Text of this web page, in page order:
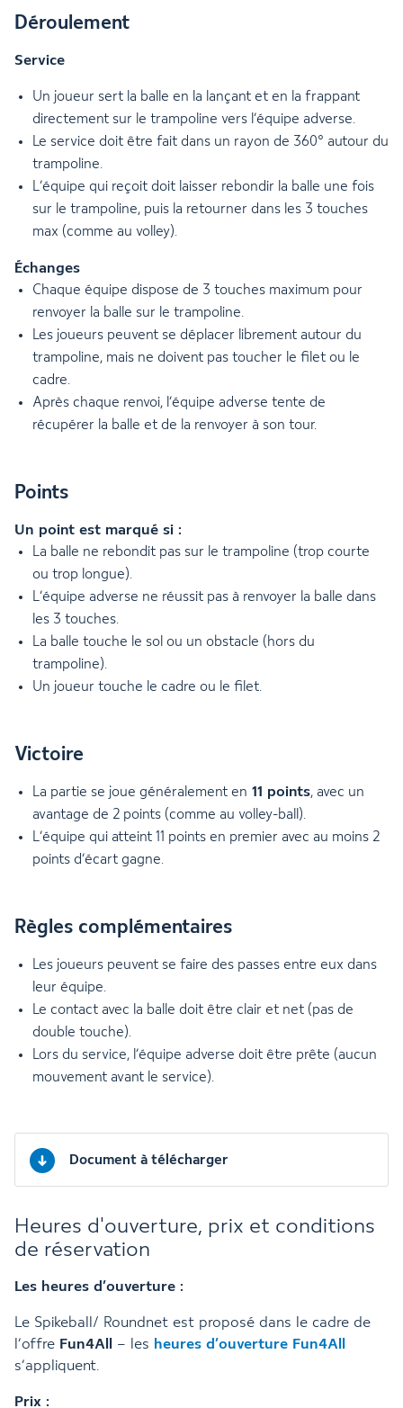
Déroulement
Service
Un joueur sert la balle en la lançant et en la frappant
directement sur le trampoline vers l’équipe adverse.
Le service doit être fait dans un rayon de 360° autour du
trampoline.
L’équipe qui reçoit doit laisser rebondir la balle une fois
sur le trampoline, puis la retourner dans les 3 touches
max (comme au volley).
Échanges
Chaque équipe dispose de 3 touches maximum pour
renvoyer la balle sur le trampoline.
Les joueurs peuvent se déplacer librement autour du
trampoline, mais ne doivent pas toucher le filet ou le
cadre.
Après chaque renvoi, l’équipe adverse tente de
récupérer la balle et de la renvoyer à son tour.
Points
Un point est marqué si :
La balle ne rebondit pas sur le trampoline (trop courte
ou trop longue).
L’équipe adverse ne réussit pas à renvoyer la balle dans
les 3 touches.
La balle touche le sol ou un obstacle (hors du
trampoline).
Un joueur touche le cadre ou le filet.
Victoire
La partie se joue généralement en 11 points, avec un
avantage de 2 points (comme au volley-ball).
L’équipe qui atteint 11 points en premier avec au moins 2
points d’écart gagne.
Règles complémentaires
Les joueurs peuvent se faire des passes entre eux dans
leur équipe.
Le contact avec la balle doit être clair et net (pas de
double touche).
Lors du service, l’équipe adverse doit être prête (aucun
mouvement avant le service).
Document à télécharger
Heures d'ouverture, prix et conditions
de réservation
Les heures d’ouverture :
Le Spikeball/ Roundnet est proposé dans le cadre de
l’offre Fun4All – les heures d’ouverture Fun4All
s’appliquent.
Prix :